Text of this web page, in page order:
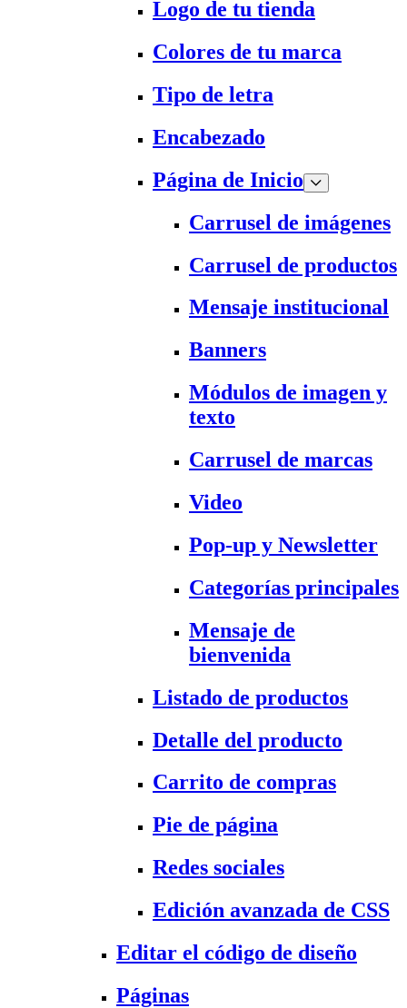
Logo de tu tienda
Colores de tu marca
Tipo de letra
Encabezado
Página de Inicio
Carrusel de imágenes
Carrusel de productos
Mensaje institucional
Banners
Módulos de imagen y
texto
Carrusel de marcas
Video
Pop-up y Newsletter
Categorías principales
Mensaje de
bienvenida
Listado de productos
Detalle del producto
Carrito de compras
Pie de página
Redes sociales
Edición avanzada de CSS
Editar el código de diseño
Páginas